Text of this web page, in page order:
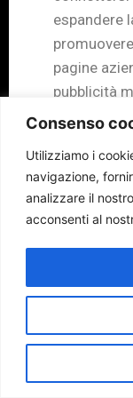
Consenso
Utilizziamo i
navigazione,
analizzare il
acconsenti al
espandere
pagine
pubblicità
Facebook
Facebook
marketing
opportunità
2,8
Facebook
una
rilevanti
propri